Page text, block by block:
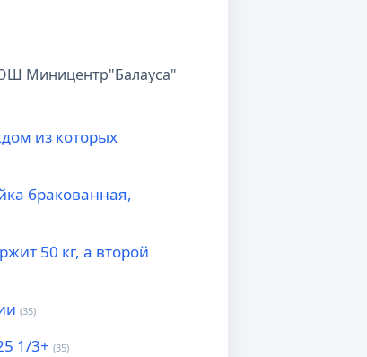
Миницентр"Балауса"
из которых
бракованная,
50 кг, а второй
(35)
1/3+ (35)